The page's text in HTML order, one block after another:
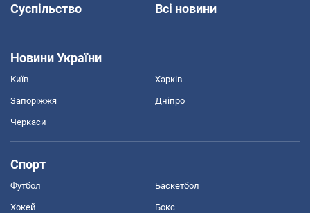
Суспільство
Всі новини
Новини України
Київ Харків
Запоріжжя Дніпро
Черкаси
Спорт
Футбол Баскетбол
Хокей Бокс